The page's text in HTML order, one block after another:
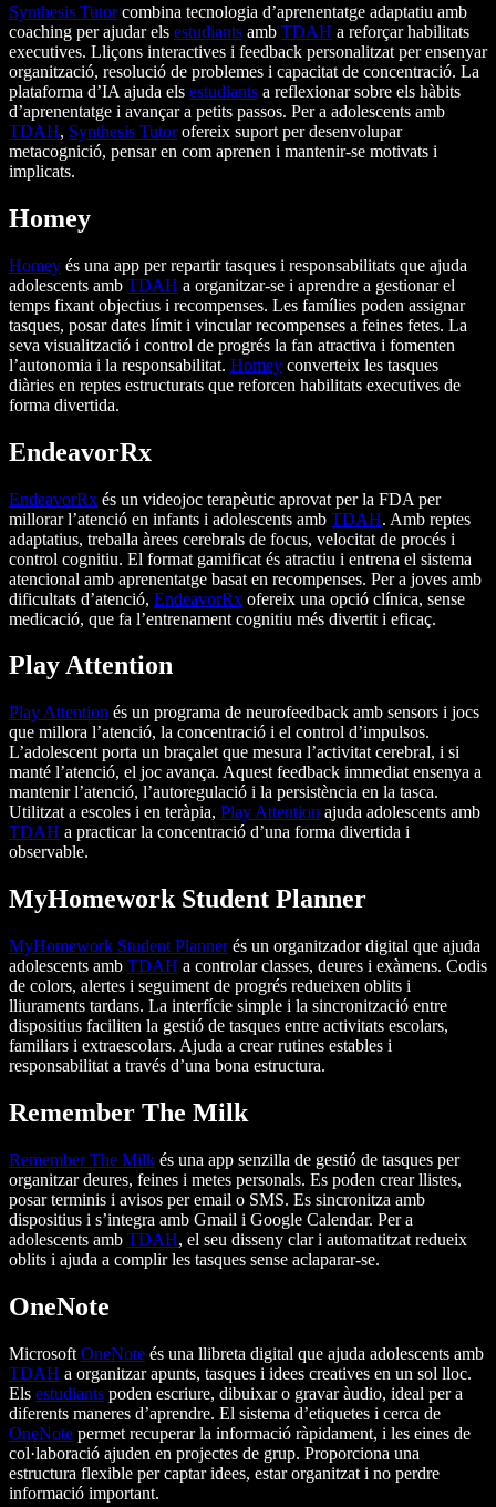
Synthesis Tutorcombina tecnologia d’aprenentatge adaptatiu amb
coaching per ajudar els estudiants amb TDAH a reforçar habilitats
executives. Lliçons interactives i feedback personalitzat per ensenyar
organització, resolució de problemes i capacitat de concentració. La
plataforma d’IA ajuda els estudiants a reflexionar sobre els hàbits
d’aprenentatge i avançar a petits passos. Per a adolescents amb
TDAH, Synthesis Tutorofereix suport per desenvolupar
metacognició, pensar en com aprenen i mantenir-se motivats i
implicats.
Homey
Homey és una app per repartir tasques i responsabilitats que ajuda
adolescents amb TDAH a organitzar-se i aprendre a gestionar el
temps fixant objectius i recompenses. Les famílies poden assignar
tasques, posar dates límit i vincular recompenses a feines fetes. La
seva visualització i control de progrés la fan atractiva i fomenten
l’autonomia i la responsabilitat. Homey converteix les tasques
diàries en reptes estructurats que reforcen habilitats executives de
forma divertida.
EndeavorRx
EndeavorRx és un videojoc terapèutic aprovat per la FDA per
millorar l’atenció en infants i adolescents amb TDAH. Amb reptes
adaptatius, treballa àrees cerebrals de focus, velocitat de procés i
control cognitiu. El format gamificat és atractiu i entrena el sistema
atencional amb aprenentatge basat en recompenses. Per a joves amb
dificultats d’atenció, EndeavorRx ofereix una opció clínica, sense
medicació, que fa l’entrenament cognitiu més divertit i eficaç.
Play Attention
Play Attention és un programa de neurofeedback amb sensors i jocs
que millora l’atenció, la concentració i el control d’impulsos.
L’adolescent porta un braçalet que mesura l’activitat cerebral, i si
manté l’atenció, el joc avança. Aquest feedback immediat ensenya a
mantenir l’atenció, l’autoregulació i la persistència en la tasca.
Utilitzat a escoles i en teràpia, Play Attention ajuda adolescents amb
TDAH a practicar la concentració d’una forma divertida i
observable.
MyHomework Student Planner
MyHomework Student Plannerés un organitzador digital que ajuda
adolescents amb TDAH a controlar classes, deures i exàmens. Codis
de colors, alertes i seguiment de progrés redueixen oblits i
lliuraments tardans. La interfície simple i la sincronització entre
dispositius faciliten la gestió de tasques entre activitats escolars,
familiars i extraescolars. Ajuda a crear rutines estables i
responsabilitat a través d’una bona estructura.
Remember The Milk
Remember The Milk és una app senzilla de gestió de tasques per
organitzar deures, feines i metes personals. Es poden crear llistes,
posar terminis i avisos per email o SMS. Es sincronitza amb
dispositius i s’integra amb Gmail i Google Calendar. Per a
adolescents amb TDAH, el seu disseny clar i automatitzat redueix
oblits i ajuda a complir les tasques sense aclaparar-se.
OneNote
Microsoft OneNote és una llibreta digital que ajuda adolescents amb
TDAH a organitzar apunts, tasques i idees creatives en un sol lloc.
Els estudiants poden escriure, dibuixar o gravar àudio, ideal per a
diferents maneres d’aprendre. El sistema d’etiquetes i cerca de
OneNote permet recuperar la informació ràpidament, i les eines de
col·laboració ajuden en projectes de grup. Proporciona una
estructura flexible per captar idees, estar organitzat i no perdre
informació important.